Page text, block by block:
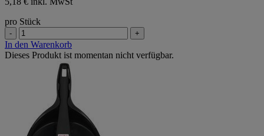
pro Stück
- +
In den Warenkorb
Dieses Produkt ist momentan nicht verfügbar.